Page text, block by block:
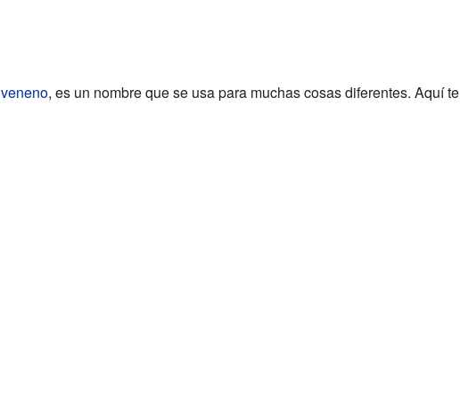
veneno, es un nombre que se usa para muchas cosas diferentes. Aquí te